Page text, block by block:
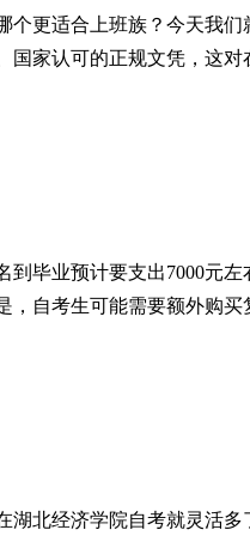
更适合上班族？今天我
家认可的正规文凭，这对
毕业预计要支出7000元
自考生可能需要额外购买
北经济学院自考就灵活